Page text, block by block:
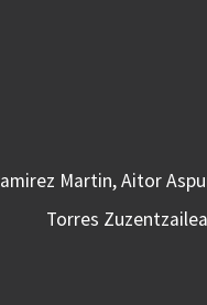
Martin, Aitor
Torres